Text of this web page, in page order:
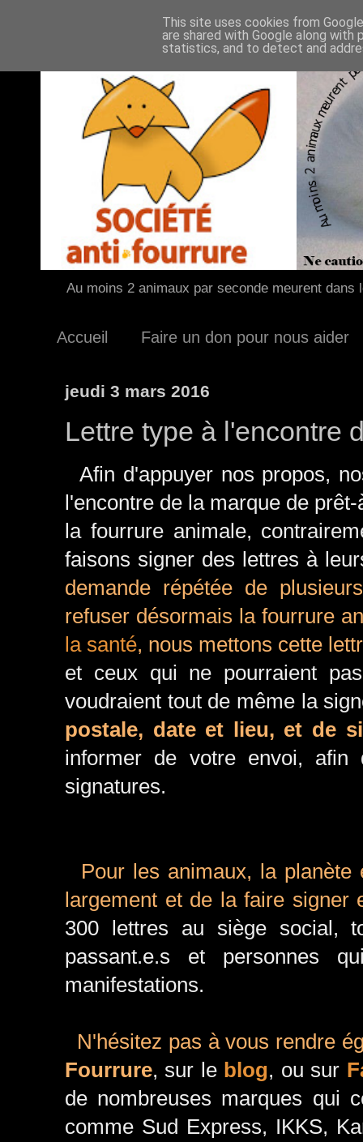
Au moins 2 animaux par seconde meurent
Accueil Faire un don pour nous aider
jeudi 3 mars 2016
Lettre type à l'encontre
Afin d'appuyer nos propos,
l'encontre de la marque de
la fourrure animale,
faisons signer des lettres à
demande répétée de
refuser désormais la fourrure
la santé, nous mettons cette
et ceux qui ne pourraient
voudraient tout de même la
postale, date et lieu, et de
informer de votre envoi,
signatures.
Pour les animaux, la
largement et de la faire signer
300 lettres au siège social,
passant.e.s et personnes
manifestations.
N'hésitez pas à vous rendre
Fourrure, sur le blog, ou sur
de nombreuses marques qui
comme Sud Express, IKKS,
This site uses cookies from
are shared with Google along
statistics, and to detect and